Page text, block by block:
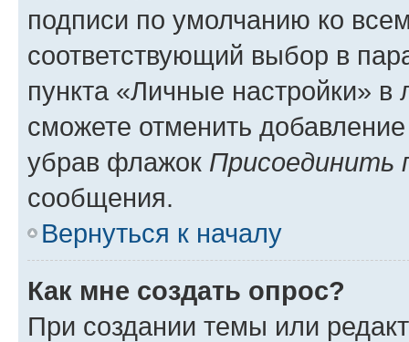
подписи по умолчанию ко
соответствующий выбор в
пункта «Личные настройки»
сможете отменить
убрав флажок Присоединить
сообщения.
Вернуться к началу
Как мне создать опрос?
При создании темы или